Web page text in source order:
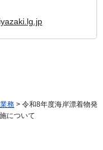
務 > 令和8年度海岸漂着物発
について